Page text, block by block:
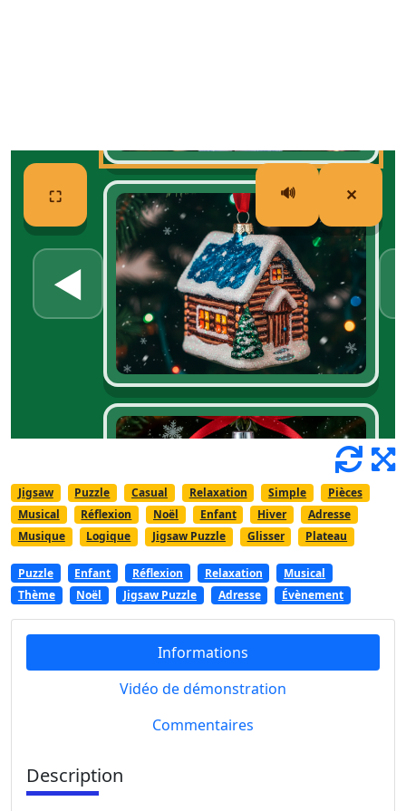
Jigsaw Puzzle Casual Relaxation Simple
Pièces
Musical
Réflexion Noël Enfant Hiver
Adresse
Musique
Logique Jigsaw Puzzle Glisser Plateau
Puzzle Enfant Réflexion Relaxation
Musical
Thème
Noël Jigsaw Puzzle Adresse Évènement
Informations
Vidéo de démonstration
Commentaires
Description